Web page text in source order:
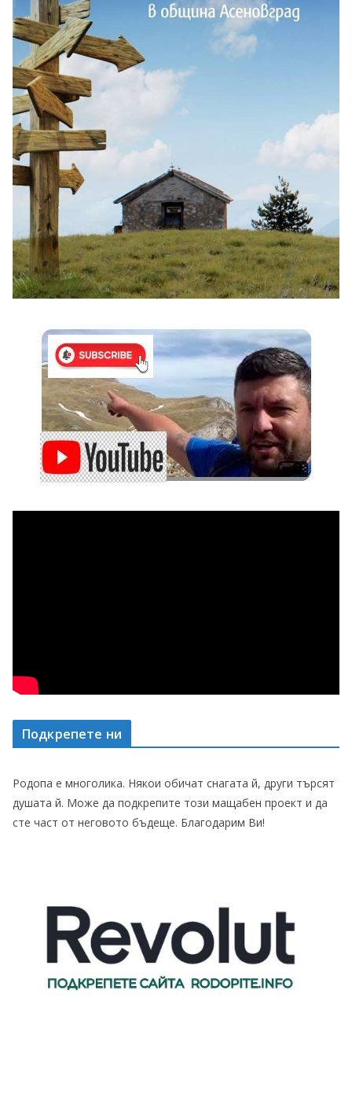
Подкрепете ни
Родопа е многолика. Някои обичат снагата й, други търсят
душата й. Може да подкрепите този мащабен проект и да
сте част от неговото бъдеще. Благодарим Ви!